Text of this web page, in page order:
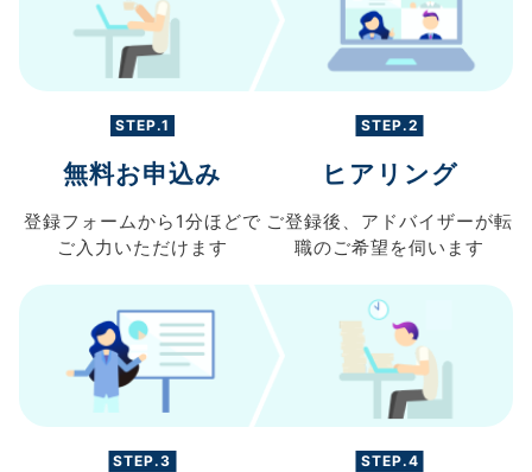
STEP.1
無料お申込み
登録フォームから 1分ほどで
ご入力 いただけます
STEP.2
ヒアリング
ご登録後、 アドバイザーが転
職のご希望を伺います
STEP.3 STEP.4